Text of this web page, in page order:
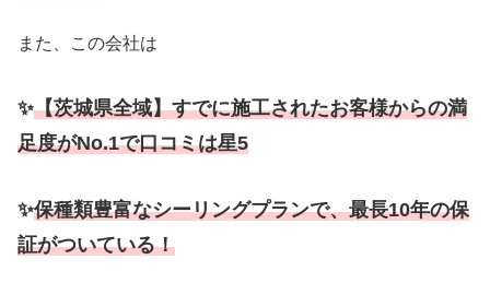
また、この会社は
✨【茨城県全域】すでに施工されたお客様からの満
足度がNo.1で口コミは星5
✨保種類豊富なシーリングプランで、最長10年の保
証がついている！